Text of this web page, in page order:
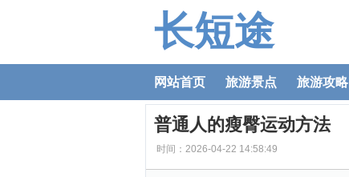
长短途
网站首页 旅游景点 旅游攻略
普通人的瘦臀运动方法
时间：2026-04-22 14:58:49